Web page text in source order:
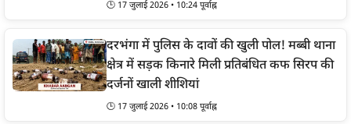
🕒 17 जुलाई 2026 • 10:24 पूर्वाह्न
दरभंगा में पुलिस के दावों की खुली पोल! मब्बी थाना
क्षेत्र में सड़क किनारे मिली प्रतिबंधित कफ सिरप की
दर्जनों खाली शीशियां
🕒 17 जुलाई 2026 • 10:08 पूर्वाह्न